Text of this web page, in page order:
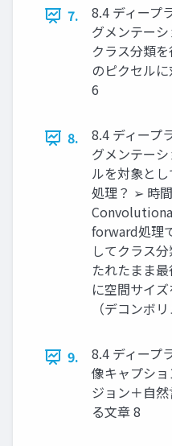
7.
8.4 ディープ
グメンテー
クラス分類
のピクセル
6
8.
8.4 ディープ
グメンテー
ルを対象と
処理？ ➢ 時
forward処理
してクラス
たれたまま
に空間サイ
（デコンボ
9.
8.4 ディープ
像キャプシ
ジョン＋自
る文章 8